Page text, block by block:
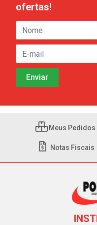
ofertas!
Meus Pedidos
Notas Fiscais